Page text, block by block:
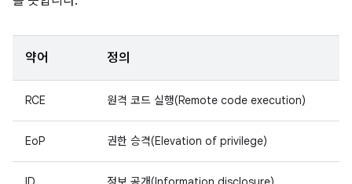
약어 정의
RCE 원격 코드 실행(Remote code execution)
EoP 권한 승격(Elevation of privilege)